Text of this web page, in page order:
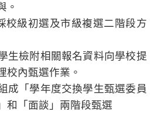
。
校級初選及市級複選二階段方
生檢附相關報名資料向學校提
校內甄選作業。
成「學年度交換學生甄選委員
和「面談」兩階段甄選